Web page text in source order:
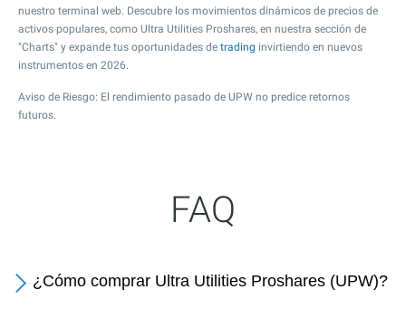
nuestro terminal web. Descubre los movimientos dinámicos de precios de
activos populares, como Ultra Utilities Proshares, en nuestra sección de
"Charts" y expande tus oportunidades de trading invirtiendo en nuevos
instrumentos en 2026.
Aviso de Riesgo: El rendimiento pasado de UPW no predice retornos
futuros.
FAQ
¿Cómo comprar Ultra Utilities Proshares (UPW)?